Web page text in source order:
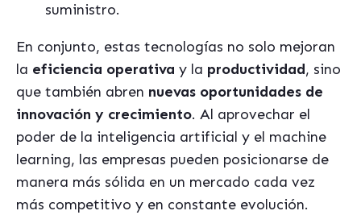
suministro.
En conjunto, estas tecnologías no solo mejoran
la eficiencia operativa y la productividad, sino
que también abren nuevas oportunidades de
innovación y crecimiento. Al aprovechar el
poder de la inteligencia artificial y el machine
learning, las empresas pueden posicionarse de
manera más sólida en un mercado cada vez
más competitivo y en constante evolución.